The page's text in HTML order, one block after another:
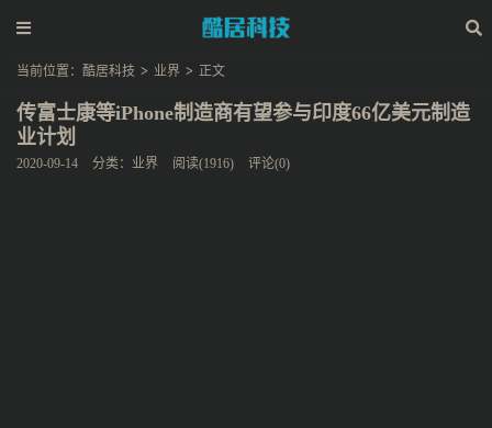
当前位置： 酷居科技 > 业界 > 正文
传富士康等iPhone制造商有望参与印度66亿美元制造
业计划
2020-09-14 分类： 业界 阅读(1916) 评论(0)